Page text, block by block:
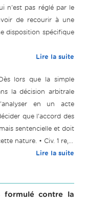
n'est pas réglé par le
de recourir à une
disposition spécifique
Lire la suite
lors que la simple
la décision arbitrale
en un acte
que l'accord des
sentencielle et doit
nature. • Civ. 1 re,...
Lire la suite
formulé contre la